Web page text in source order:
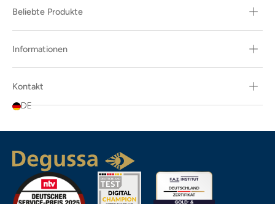
Beliebte Produkte
Informationen
Kontakt
DE